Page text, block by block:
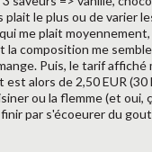
le plus ou de varier
me plait
la composition me
Puis, le tarif affiché
alors de 2,50 EUR (30
ou la flemme (et oui,
par s'écoeurer du